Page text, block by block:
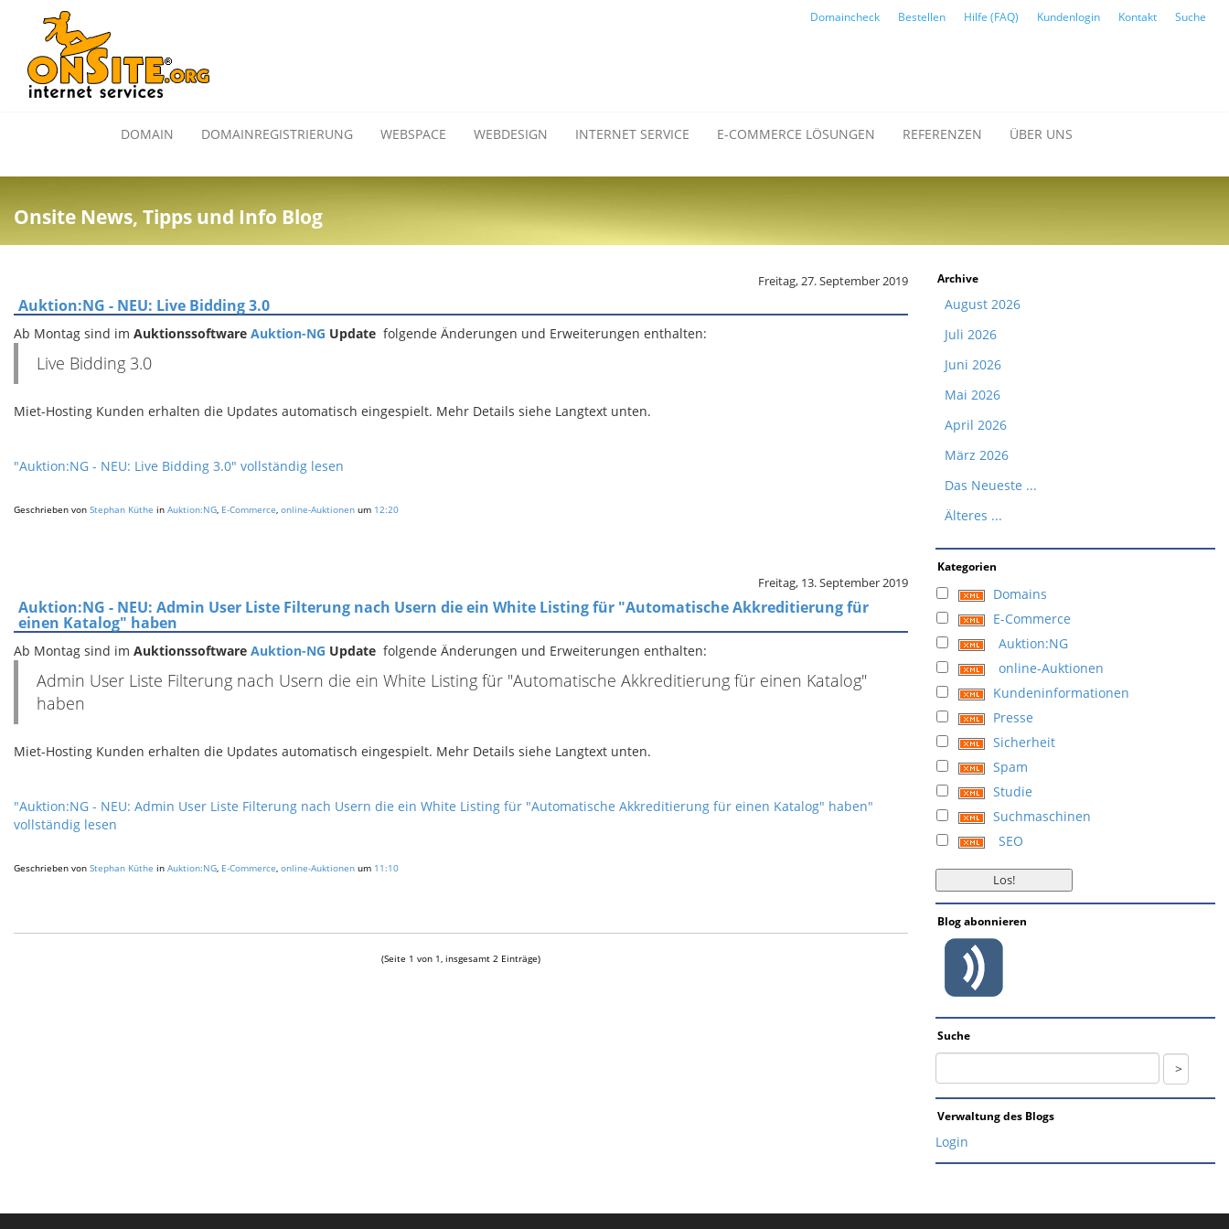
Domaincheck Bestellen Hilfe (FAQ) Kundenlogin Kontakt Suche
DOMAIN DOMAINREGISTRIERUNG WEBSPACE WEBDESIGN INTERNET SERVICE E-COMMERCE LÖSUNGEN REFERENZEN ÜBER UNS
Onsite News, Tipps und Info Blog
Freitag, 27. September 2019
Auktion:NG - NEU: Live Bidding 3.0
Ab Montag sind im Auktionssoftware Auktion-NG Update folgende Änderungen und Erweiterungen enthalten:
Live Bidding 3.0
Miet-Hosting Kunden erhalten die Updates automatisch eingespielt. Mehr Details siehe Langtext unten.
"Auktion:NG - NEU: Live Bidding 3.0" vollständig lesen
Geschrieben von Stephan Küthe in Auktion:NG, E-Commerce, online-Auktionen um 12:20
Freitag, 13. September 2019
Auktion:NG - NEU: Admin User Liste Filterung nach Usern die ein White Listing für "Automatische Akkreditierung für
einen Katalog" haben
Ab Montag sind im Auktionssoftware Auktion-NG Update folgende Änderungen und Erweiterungen enthalten:
Admin User Liste Filterung nach Usern die ein White Listing für "Automatische Akkreditierung für einen Katalog"
haben
Miet-Hosting Kunden erhalten die Updates automatisch eingespielt. Mehr Details siehe Langtext unten.
"Auktion:NG - NEU: Admin User Liste Filterung nach Usern die ein White Listing für "Automatische Akkreditierung für einen Katalog" haben"
vollständig lesen
Geschrieben von Stephan Küthe in Auktion:NG, E-Commerce, online-Auktionen um 11:10
(Seite 1 von 1, insgesamt 2 Einträge)
Archive
August 2026
Juli 2026
Juni 2026
Mai 2026
April 2026
März 2026
Das Neueste ...
Älteres ...
Kategorien
Domains
E-Commerce
Auktion:NG
online-Auktionen
Kundeninformationen
Presse
Sicherheit
Spam
Studie
Suchmaschinen
SEO
Blog abonnieren
Suche
Verwaltung des Blogs
Login